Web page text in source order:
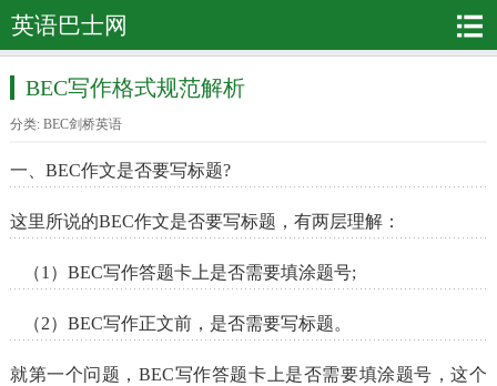
英语巴士网
BEC写作格式规范解析
分类: BEC剑桥英语
一、BEC作文是否要写标题?
这里所说的BEC作文是否要写标题，有两层理解：
（1）BEC写作答题卡上是否需要填涂题号;
（2）BEC写作正文前，是否需要写标题。
就第一个问题，BEC写作答题卡上是否需要填涂题号，这个